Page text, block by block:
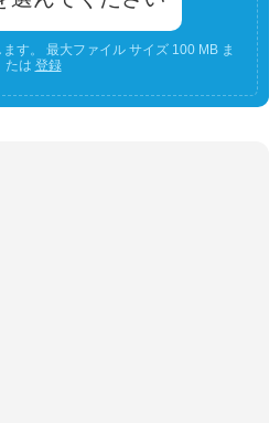
す。 最大ファイル サイズ 100 MB ま
たは 登録